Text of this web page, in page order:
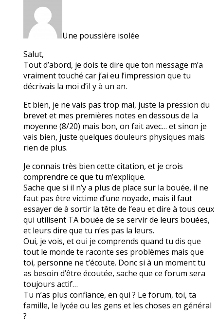
Une poussière isolée
Salut,
Tout d’abord, je dois te dire que ton message m’a
vraiment touché car j’ai eu l’impression que tu
décrivais la moi d’il y à un an.
Et bien, je ne vais pas trop mal, juste la pression du
brevet et mes premières notes en dessous de la
moyenne (8/20) mais bon, on fait avec… et sinon je
vais bien, juste quelques douleurs physiques mais
rien de plus.
Je connais très bien cette citation, et je crois
comprendre ce que tu m’explique.
Sache que si il n’y a plus de place sur la bouée, il ne
faut pas être victime d’une noyade, mais il faut
essayer de à sortir la tête de l’eau et dire à tous ceux
qui utilisent TA bouée de se servir de leurs bouées,
et leurs dire que tu n’es pas la leurs.
Oui, je vois, et oui je comprends quand tu dis que
tout le monde te raconte ses problèmes mais que
toi, personne ne t’écoute. Donc si à un moment tu
as besoin d’être écoutée, sache que ce forum sera
toujours actif…
Tu n’as plus confiance, en qui ? Le forum, toi, ta
famille, le lycée ou les gens et les choses en général
?